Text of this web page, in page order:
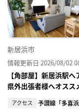
新居浜市
情報更新日 2026/08/02
【角部屋】新居浜駅
県外出張者様へオスス
アクセス 予讃線「多喜浜